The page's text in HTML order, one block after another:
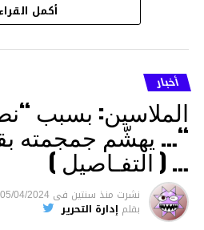
ووفقا لتقرير الطبيب
متأثرة بصدمة في الدماغ،
أنفها مكسورة وكانت هناك
وجهها ورأسها وذراعيها
والقتل باستخدام العنف
السجن لمدة تصل إلى 20 عاما.
الأخبار
أكمل
أخبار
الملاسين: بسبب
“… يهشّم جمجمته
… ( التفـاصيل )
نشرت منذ سنتين فى 05/04/2024
بقلم إدارة التحرير